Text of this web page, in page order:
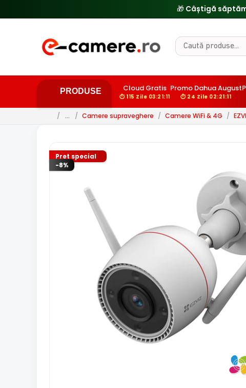
🔥
PRODUSE Cloud Gratis
⏱ 115 Zile 03:21:10
Promo Dahua August
⏱ 24 Zile 02:21:10
/ … / Camere supraveghere / Camere WiFi & 4G /
Pret special
-8%